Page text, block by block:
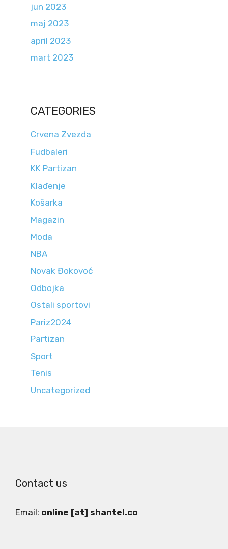
jun 2023
maj 2023
april 2023
mart 2023
CATEGORIES
Crvena Zvezda
Fudbaleri
KK Partizan
Klađenje
Košarka
Magazin
Moda
NBA
Novak Đokovoć
Odbojka
Ostali sportovi
Pariz2024
Partizan
Sport
Tenis
Uncategorized
Contact us
Email: online [at] shantel.co